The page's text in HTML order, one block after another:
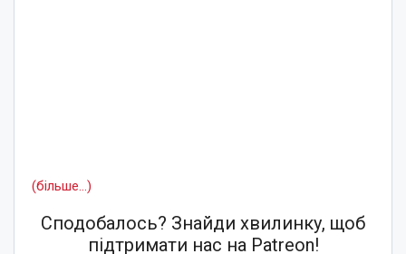
(більше…)
Сподобалось? Знайди хвилинку, щоб
підтримати нас на Patreon!